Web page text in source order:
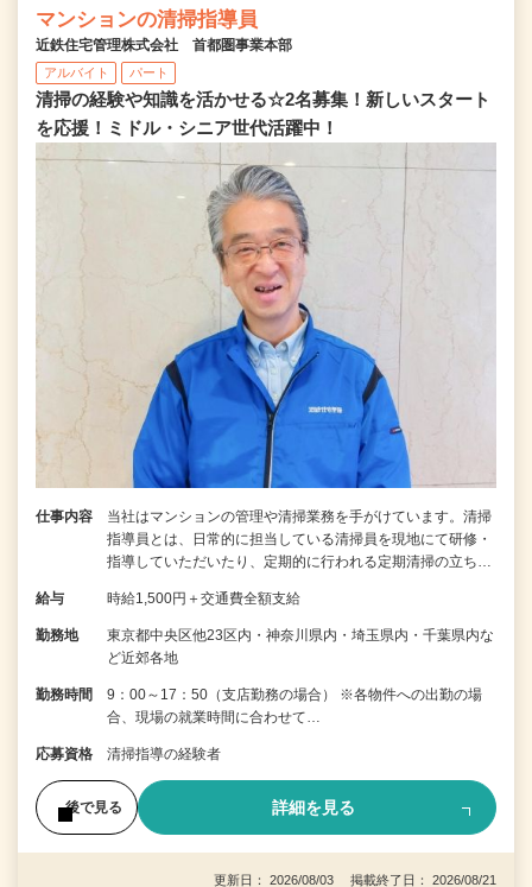
マンションの清掃指導員
近鉄住宅管理株式会社 首都圏事業本部
アルバイト パート
清掃の経験や知識を活かせる☆2名募集！新しいスタート
を応援！ミドル・シニア世代活躍中！
仕事内容
当社はマンションの管理や清掃業務を手がけています。清掃
指導員とは、日常的に担当している清掃員を現地にて研修・
指導していただいたり、定期的に行われる定期清掃の立ち…
給与 時給1,500円＋交通費全額支給
勤務地
東京都中央区他23区内・神奈川県内・埼玉県内・千葉県内な
ど近郊各地
勤務時間
9：00～17：50（支店勤務の場合） ※各物件への出勤の場
合、現場の就業時間に合わせて…
応募資格 清掃指導の経験者
後で見る 詳細を見る
更新日： 2026/08/03 掲載終了日： 2026/08/21